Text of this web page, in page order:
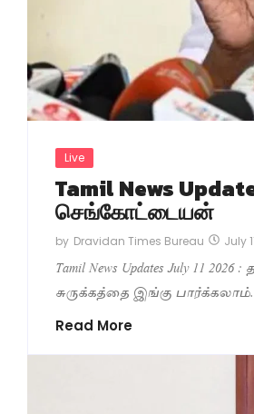
Live
Tamil News
செங்கோட்டையன்
by Dravidan Times Bureau July
Tamil News Updates July 11
சுருக்கத்தை இங்கு பார்க்கலாம்.
Read More